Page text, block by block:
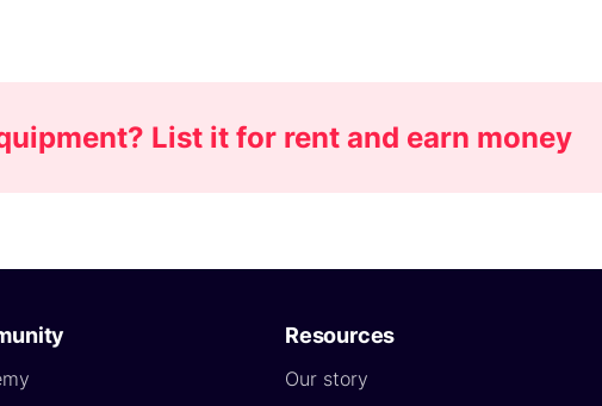
List it for rent and earn money
Resources
Our story